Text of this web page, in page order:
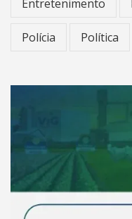
Entretenimento
Polícia Política